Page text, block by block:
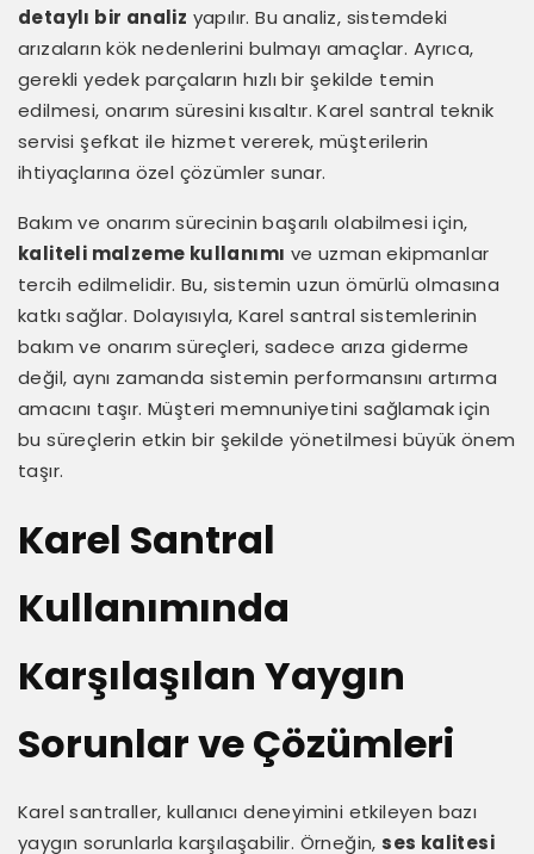
detaylı bir analiz yapılır. Bu analiz, sistemdeki
arızaların kök nedenlerini bulmayı amaçlar. Ayrıca,
gerekli yedek parçaların hızlı bir şekilde temin
edilmesi, onarım süresini kısaltır. Karel santral teknik
servisi şefkat ile hizmet vererek, müşterilerin
ihtiyaçlarına özel çözümler sunar.
Bakım ve onarım sürecinin başarılı olabilmesi için,
kaliteli malzeme kullanımı ve uzman ekipmanlar
tercih edilmelidir. Bu, sistemin uzun ömürlü olmasına
katkı sağlar. Dolayısıyla, Karel santral sistemlerinin
bakım ve onarım süreçleri, sadece arıza giderme
değil, aynı zamanda sistemin performansını artırma
amacını taşır. Müşteri memnuniyetini sağlamak için
bu süreçlerin etkin bir şekilde yönetilmesi büyük önem
taşır.
Karel Santral
Kullanımında
Karşılaşılan Yaygın
Sorunlar ve Çözümleri
Karel santraller, kullanıcı deneyimini etkileyen bazı
yaygın sorunlarla karşılaşabilir. Örneğin, ses kalitesi